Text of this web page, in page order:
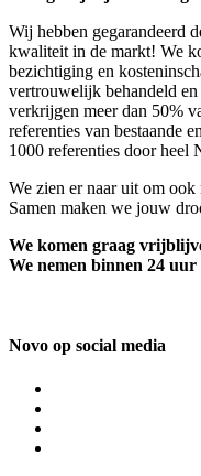
Wij hebben gegarandeerd
kwaliteit in de markt! We
bezichtiging en
vertrouwelijk behandeld
verkrijgen meer dan 50%
referenties van bestaande
1000 referenties door heel
We zien er naar uit om
Samen maken we jouw
We komen graag
We nemen binnen 24 uur
Novo op social media